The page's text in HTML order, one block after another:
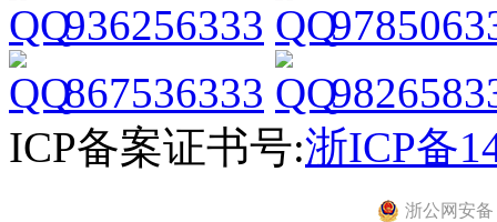
936256333
867536333
ICP备案证书号:浙ICP备
浙公网安备